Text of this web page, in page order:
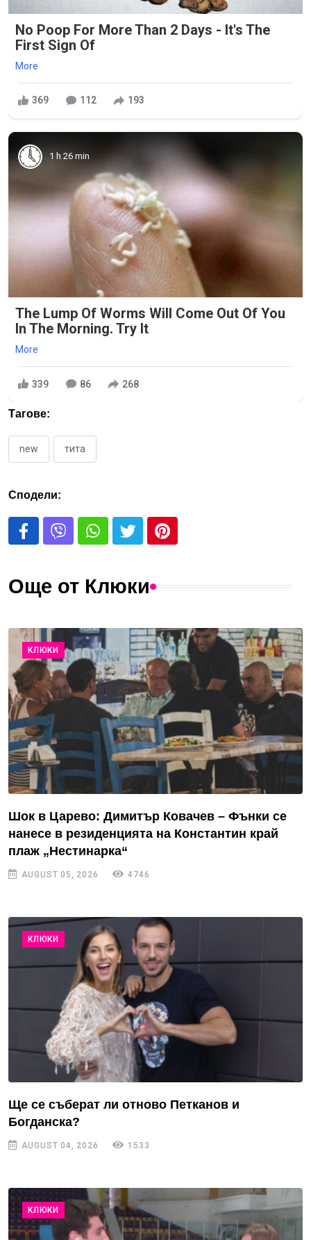
No Poop For More Than 2 Days - It's The
First Sign Of
More
369 112 193
1 h 26 min
The Lump Of Worms Will Come Out Of You
In The Morning. Try It
More
339 86 268
Тагове:
new тита
Сподели:
Още от Клюки
КЛЮКИ
Шок в Царево: Димитър Ковачев – Фънки се
нанесе в резиденцията на Константин край
плаж „Нестинарка“
AUGUST 05, 2026 4746
КЛЮКИ
Ще се съберат ли отново Петканов и
Богданска?
AUGUST 04, 2026 1533
КЛЮКИ